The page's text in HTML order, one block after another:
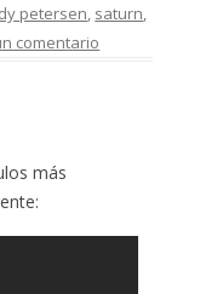
petersen saturn
comentario
más